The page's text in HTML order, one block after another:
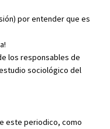
por entender que es
los responsables de
sociológico del
este periodico, como